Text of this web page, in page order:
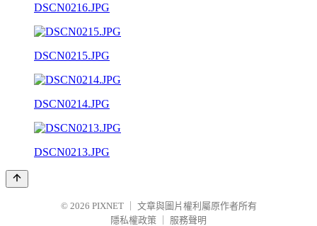
DSCN0216.JPG
DSCN0215.JPG
DSCN0214.JPG
DSCN0213.JPG
© 2026 PIXNET
文章與圖片權利屬原作者所有
隱私權政策
服務聲明